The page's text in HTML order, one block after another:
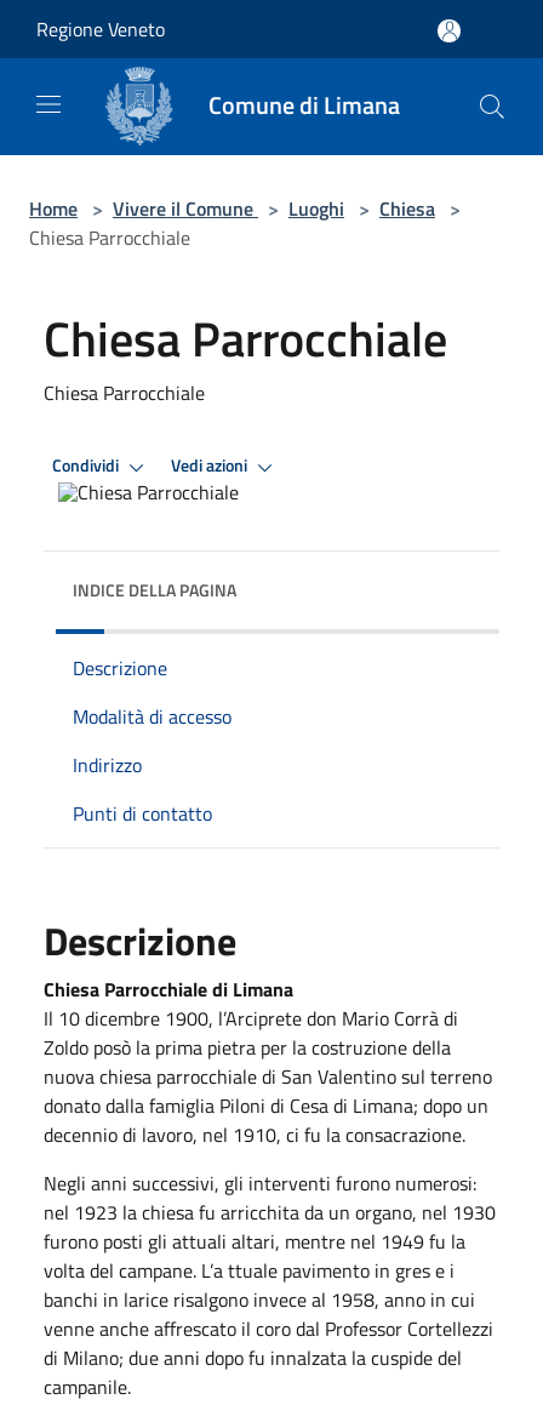
Regione Veneto
Comune di Limana
Home > Vivere il Comune > Luoghi > Chiesa >
Chiesa Parrocchiale
Chiesa Parrocchiale
Chiesa Parrocchiale
Condividi Vedi azioni
INDICE DELLA PAGINA
Descrizione
Modalità di accesso
Indirizzo
Punti di contatto
Descrizione
Chiesa Parrocchiale di Limana
Il 10 dicembre 1900, l’Arciprete don Mario Corrà di
Zoldo posò la prima pietra per la costruzione della
nuova chiesa parrocchiale di San Valentino sul terreno
donato dalla famiglia Piloni di Cesa di Limana; dopo un
decennio di lavoro, nel 1910, ci fu la consacrazione.
Negli anni successivi, gli interventi furono numerosi:
nel 1923 la chiesa fu arricchita da un organo, nel 1930
furono posti gli attuali altari, mentre nel 1949 fu la
volta del campane. L’a ttuale pavimento in gres e i
banchi in larice risalgono invece al 1958, anno in cui
venne anche affrescato il coro dal Professor Cortellezzi
di Milano; due anni dopo fu innalzata la cuspide del
campanile.